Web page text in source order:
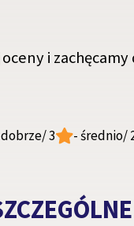
i
/ 3 - średnio/